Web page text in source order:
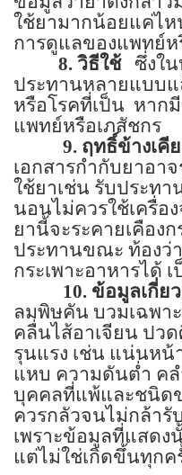
ใช้ยามากน้อยแค่ไห
การดูแลของแพทย์ห
8. วิธีใช้
ซึ่งใ
ประทานหลายแบบ
หรือโรคที่เป็น หาก
แพทย์หรือเภสัชกร
9. ฤทธิ์ข้างเคี
เอกสารกำกับยาอา
ใช้ยาเช่น รับประทา
นอนไม่ควรใช้เครื่อ
ยานี้จะระคายเคืองก
ประทานขณะ ท้องว่
กระเพาะอาหารได้
10. ข้อมูลเกี่ย
ลมพิษคัน บวมเฉพา
คลื่นไส้อาเจียน ปว
รุนแรง เช่น แน่นหน้
แหบ ความดันต่ำ ค
บุคคลที่แพ้และชนิด
ควรกลัวจนไม่กล้า
เพราะข้อมูลที่แสดง
แต่ไม่ใช่เกิดขึ้นทุก